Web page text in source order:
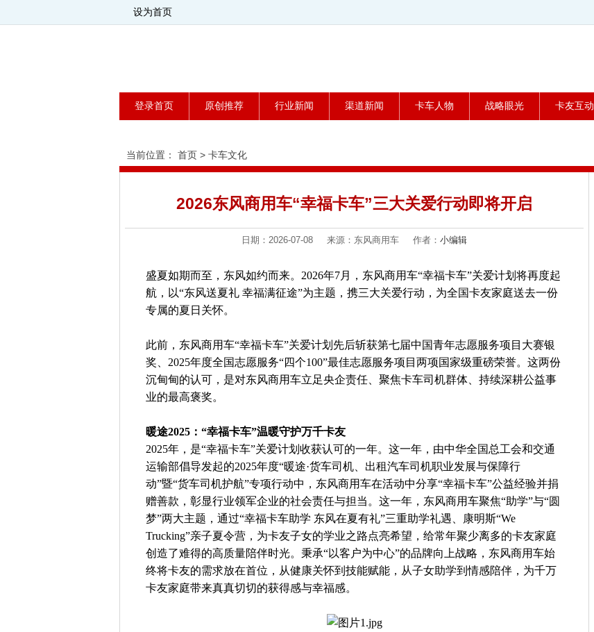
设为首页
登录首页 原创推荐 行业新闻 渠道新闻 卡车人物 战略眼光 卡友互动
当前位置： 首页 > 卡车文化
2026东风商用车“幸福卡车”三大关爱行动即将开启
日期：2026-07-08 来源：东风商用车 作者： 小编辑
盛夏如期而至，东风如约而来。2026年7月，东风商用车“幸福卡车”关爱计划将再度起
航，以“东风送夏礼 幸福满征途”为主题，携三大关爱行动，为全国卡友家庭送去一份
专属的夏日关怀。
此前，东风商用车“幸福卡车”关爱计划先后斩获第七届中国青年志愿服务项目大赛银
奖、2025年度全国志愿服务“四个100”最佳志愿服务项目两项国家级重磅荣誉。这两份
沉甸甸的认可，是对东风商用车立足央企责任、聚焦卡车司机群体、持续深耕公益事
业的最高褒奖。
暖途2025：“幸福卡车”温暖守护万千卡友
2025年，是“幸福卡车”关爱计划收获认可的一年。这一年，由中华全国总工会和交通
运输部倡导发起的2025年度“暖途·货车司机、出租汽车司机职业发展与保障行
动”暨“货车司机护航”专项行动中，东风商用车在活动中分享“幸福卡车”公益经验并捐
赠善款，彰显行业领军企业的社会责任与担当。这一年，东风商用车聚焦“助学”与“圆
梦”两大主题，通过“幸福卡车助学 东风在夏有礼”三重助学礼遇、康明斯“We
Trucking”亲子夏令营，为卡友子女的学业之路点亮希望，给常年聚少离多的卡友家庭
创造了难得的高质量陪伴时光。秉承“以客户为中心”的品牌向上战略，东风商用车始
终将卡友的需求放在首位，从健康关怀到技能赋能，从子女助学到情感陪伴，为千万
卡友家庭带来真真切切的获得感与幸福感。